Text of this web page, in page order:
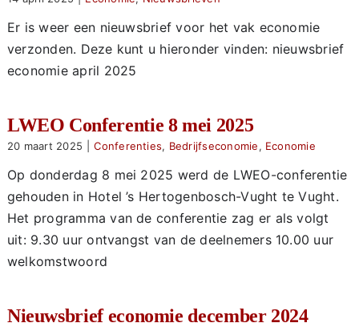
Er is weer een nieuwsbrief voor het vak economie
verzonden. Deze kunt u hieronder vinden: nieuwsbrief
economie april 2025
LWEO Conferentie 8 mei 2025
20 maart 2025 Conferenties, Bedrijfseconomie, Economie
Op donderdag 8 mei 2025 werd de LWEO-conferentie
gehouden in Hotel ’s Hertogenbosch-Vught te Vught.
Het programma van de conferentie zag er als volgt
uit: 9.30 uur ontvangst van de deelnemers 10.00 uur
welkomstwoord
Nieuwsbrief economie december 2024